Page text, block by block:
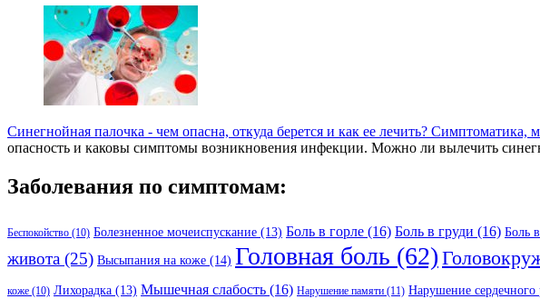
Синегнойная палочка - чем опасна, откуда берется и как ее лечить? Симптоматика,
опасность и каковы симптомы возникновения инфекции. Можно ли вылечить
Заболевания по симптомам:
Беспокойство (10) Болезненное мочеиспускание (13) Боль в горле (16) Боль в груди (16) Боль
живота (25) Высыпания на коже (14) Головная боль (62)
коже (10) Лихорадка (13) Мышечная слабость (16) Нарушение памяти (11) Нарушение сердечного